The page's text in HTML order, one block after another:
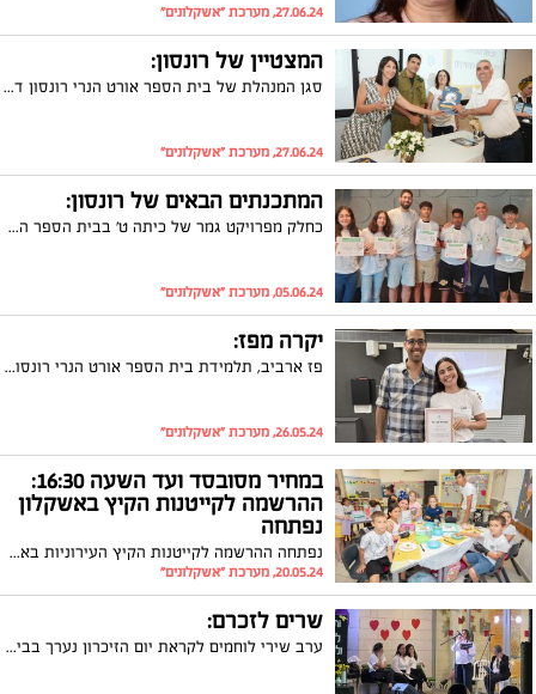
27.06.24, מערכת "אשקלונים"
המצטיין של רונסון:
סגן המנהלת של בית הספר אורט הנרי רונסון דוד רצון זכה בתעודת הצטיינות מטעם פרויקט קדם עתידים על קידומם של תלמידים מצטיינים בתחומי המתמטיקה והמדעים.
27.06.24, מערכת "אשקלונים"
המתכנתים הבאים של רונסון:
כחלק מפרויקט גמר של כיתה ט' בבית הספר הציגו התלמידים משחקי מחשב שיצרו בפני נציגי חברת גוגל נציגת משרד החינוך ו -200 תלמידים בבית הספר "התרשמתי מתהליך העבודה של התלמידים" סיפר אחד המנטורים מחברת גוגל.
05.06.24, מערכת "אשקלונים"
יקרה מפז:
פז ארביב, תלמידת בית הספר אורט הנרי רונסון נבחרה למצטיינת מגמת ערבית מכל מחוז דרום. "אני גאה בה על ההישג המרשים" סיפר המורה לערבית עידן בן דור
26.05.24, מערכת "אשקלונים"
במחיר מסובסד ועד השעה 16:30:
ההרשמה לקייטנות הקיץ באשקלון
נפתחה
נפתחה ההרשמה לקייטנות הקיץ העירוניות באשקלון. המחיר הנמוך נשמר גם השנה ויעמוד על 500 ₪ בלבד וכן הנחת 50% לאח שני בגני הילדים
20.05.24, מערכת "אשקלונים"
שרים לזכרם:
ערב שירי לוחמים לקראת יום הזיכרון נערך בבית הספר פסגות.